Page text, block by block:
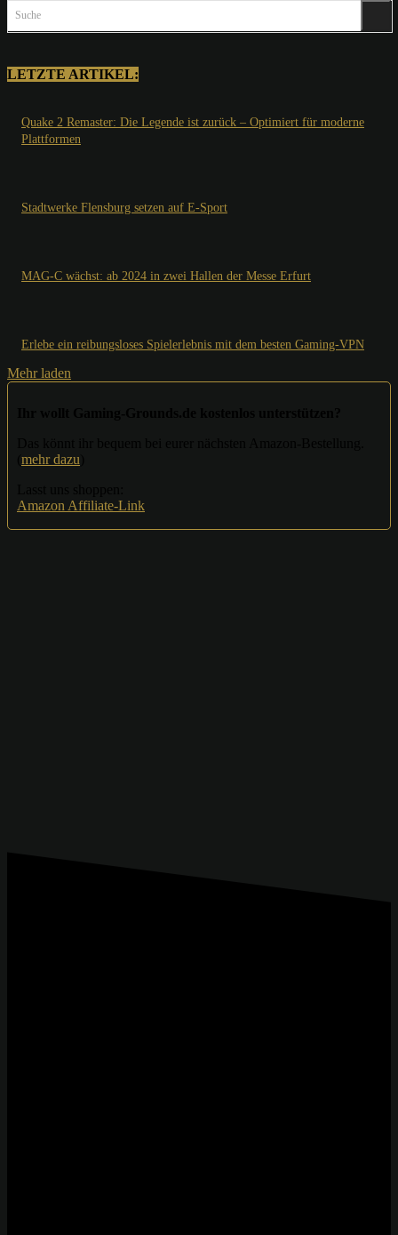
Suche
LETZTE ARTIKEL:
Quake 2 Remaster: Die Legende ist zurück – Optimiert für moderne
Plattformen
Stadtwerke Flensburg setzen auf E-Sport
MAG-C wächst: ab 2024 in zwei Hallen der Messe Erfurt
Erlebe ein reibungsloses Spielerlebnis mit dem besten Gaming-VPN
Mehr laden
mehr dazu
Amazon Affiliate-Link